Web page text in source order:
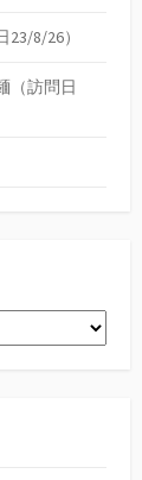
8/26）
（訪問日